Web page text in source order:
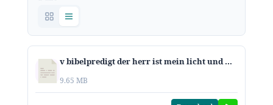
v bibelpredigt der herr ist mein licht und mein heil psalm 27
9.65 MB